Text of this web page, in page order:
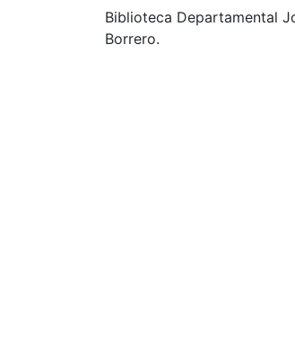
Biblioteca Departamental
Borrero.